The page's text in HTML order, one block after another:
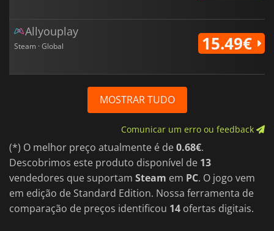
Allyouplay
Steam · Global 15.49€
MOSTRAR TUDO
Comunicar um erro ou feedback
(*) O melhor preço atualmente é de0.68€.
Descobrimos este produto disponível de 13
vendedores que suportam Steam em PC. O jogo vem
em edição de Standard Edition. Nossa ferramenta de
comparação de preços identificou 14 ofertas digitais.